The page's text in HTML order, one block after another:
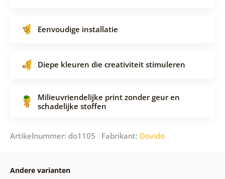
Eenvoudige installatie
Diepe kleuren die creativiteit stimuleren
Milieuvriendelijke print zonder geur en
schadelijke stoffen
Artikelnummer: do1105 Fabrikant: Dovido
Andere varianten